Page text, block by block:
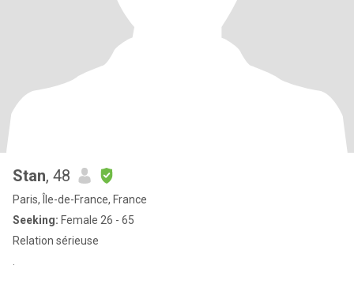
Stan, 48
Paris, Île-de-France, France
Seeking: Female 26 - 65
Relation sérieuse